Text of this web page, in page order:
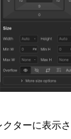
ターに表示さ